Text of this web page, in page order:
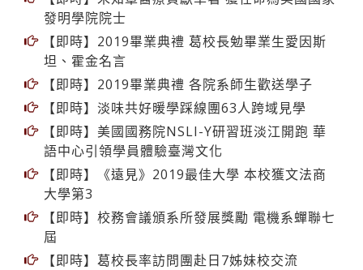
發明學院院士
【即時】2019畢業典禮 葛校長勉畢業生愛因斯
坦、霍金名言
【即時】2019畢業典禮 各院系師生歡送學子
【即時】淡味共好暖學踩線團63人跨域見學
【即時】美國國務院NSLI-Y研習班淡江開跑 華
語中心引領學員體驗臺灣文化
【即時】《遠見》2019最佳大學 本校獲文法商
大學第3
【即時】校務會議頒系所發展獎勵 電機系蟬聯七
屆
【即時】葛校長率訪問團赴日7姊妹校交流